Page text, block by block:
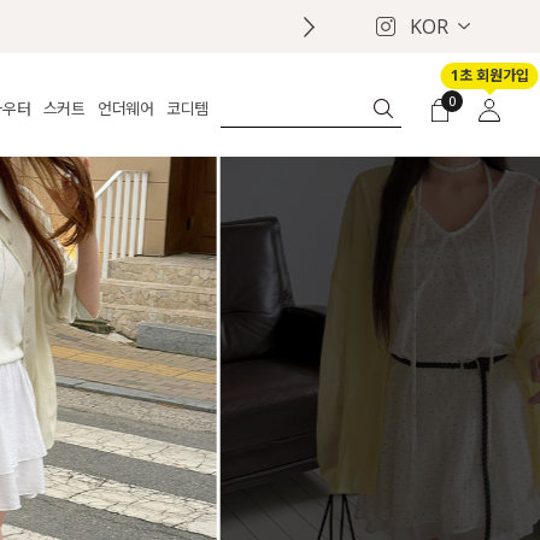
KOR
터
건
켓
/집업
트
딩
스커트
롱
데님
린넨
미니/미디
팬츠 스커트
언더웨어
보정웨어
브라
팬티
인견
나시/속바지
파자마
ETC
세트
코디템
MADE
신상
벨트
슈즈
백
쥬얼리
액세서리
양말/스타킹
세트
0
1초 회원가입
회원가입
마이페이지